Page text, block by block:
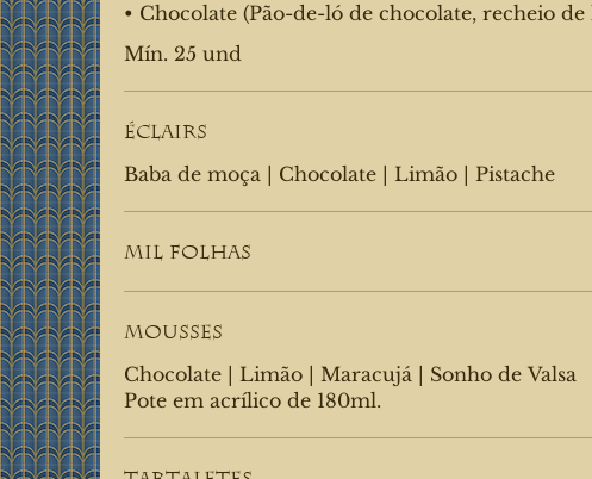
• Chocolate (Pão-de-ló de chocolate, recheio
Mín. 25 und
Éclairs
Baba de moça | Chocolate | Limão | Pistache
Mil Folhas
Mousses
Chocolate | Limão | Maracujá | Sonho de Valsa
Pote em acrílico de 180ml.